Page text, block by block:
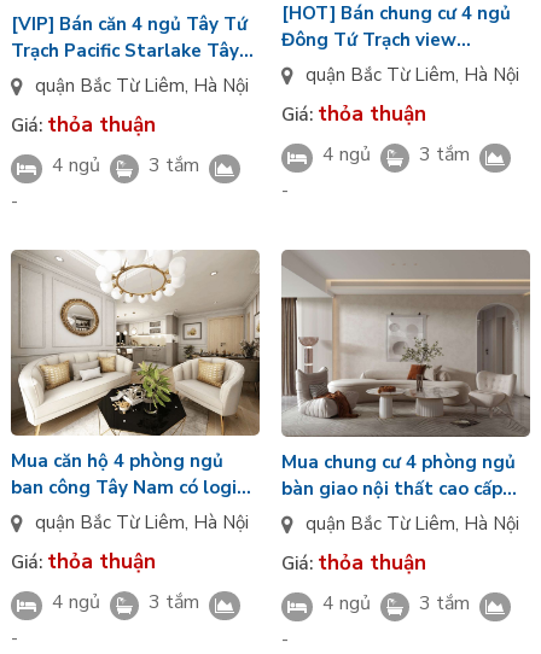
[VIP] Bán căn 4 ngủ Tây Tứ
Trạch Pacific Starlake Tây
Hồ Tây bàn giao hoàn thiện
CĐT view Panorama
quận Bắc Từ Liêm, Hà Nội
Giá: thỏa thuận
4 ngủ
3 tắm
-
[HOT] Bán chung cư 4 ngủ
Đông Tứ Trạch view
Panorama nội thất cao cấp
quận Bắc Từ Liêm, Hà Nội
Giá: thỏa thuận
4 ngủ
3 tắm
-
Mua căn hộ 4 phòng ngủ
ban công Tây Nam có logia
rộng view hồ bơi Pacific
quận Bắc Từ Liêm, Hà Nội
Giá: thỏa thuận
4 ngủ
3 tắm
-
Mua chung cư 4 phòng ngủ
bàn giao nội thất cao cấp
hướng Đông Nam view
Panorama Pacific Starlake
quận Bắc Từ Liêm, Hà Nội
Giá: thỏa thuận
4 ngủ
3 tắm
-